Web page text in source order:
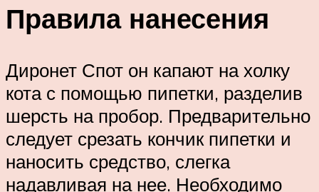
Правила нанесения
Диронет Спот он капают на холку
кота с помощью пипетки, разделив
шерсть на пробор. Предварительно
следует срезать кончик пипетки и
наносить средство, слегка
надавливая на нее. Необходимо